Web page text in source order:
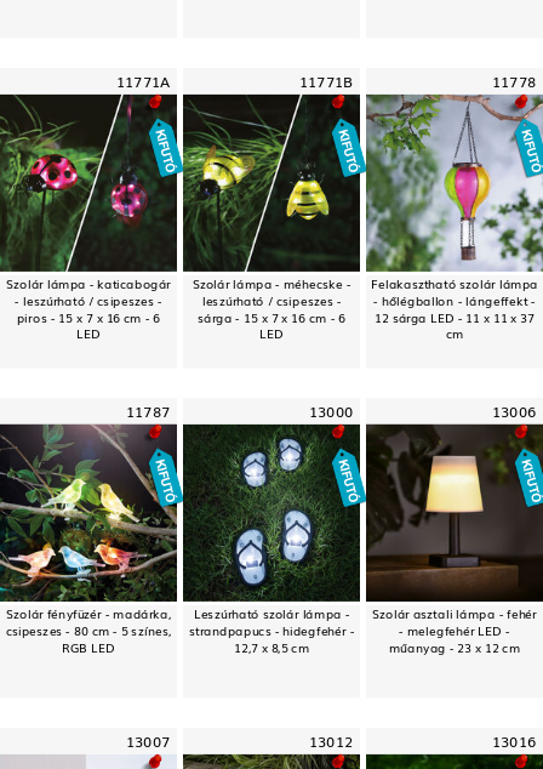
11771A
Szolár lámpa - katicabogár
- leszúrható / csipeszes -
piros - 15 x 7 x 16 cm - 6
LED
11771B
Szolár lámpa - méhecske -
leszúrható / csipeszes -
sárga - 15 x 7 x 16 cm - 6
LED
11778
Felakasztható szolár lámpa
- hőlégballon - lángeffekt -
12 sárga LED - 11 x 11 x 37
cm
11787
Szolár fényfüzér - madárka,
csipeszes - 80 cm - 5 színes,
RGB LED
13000
Leszúrható szolár lámpa -
strandpapucs - hidegfehér -
12,7 x 8,5 cm
13006
Szolár asztali lámpa - fehér
- melegfehér LED -
műanyag - 23 x 12 cm
13007 13012 13016